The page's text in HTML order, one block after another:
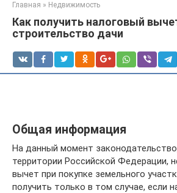
Главная » Недвижимость
Как получить налоговый
строительство дачи
Общая информация
На данный момент
территории Российской Федерации,
вычет при покупке земельного
получить только в том случае, если